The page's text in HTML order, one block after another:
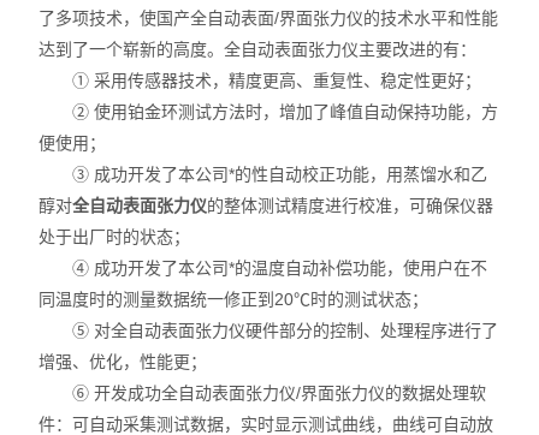
了多项技术，使国产全自动表面/界面张力仪的技术水平和性能
达到了一个崭新的高度。全自动表面张力仪主要改进的有：
① 采用传感器技术，精度更高、重复性、稳定性更好；
② 使用铂金环测试方法时，增加了峰值自动保持功能，方
便使用；
③ 成功开发了本公司*的性自动校正功能，用蒸馏水和乙
醇对全自动表面张力仪的整体测试精度进行校准，可确保仪器
处于出厂时的状态；
④ 成功开发了本公司*的温度自动补偿功能，使用户在不
同温度时的测量数据统一修正到20℃时的测试状态；
⑤ 对全自动表面张力仪硬件部分的控制、处理程序进行了
增强、优化，性能更；
⑥ 开发成功全自动表面张力仪/界面张力仪的数据处理软
件：可自动采集测试数据，实时显示测试曲线，曲线可自动放